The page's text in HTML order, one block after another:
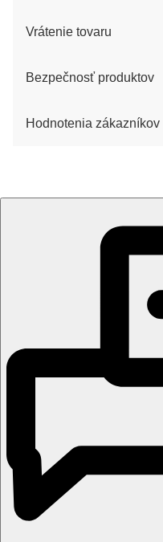
Vrátenie tovaru
Bezpečnosť produktov
Hodnotenia zákazníkov